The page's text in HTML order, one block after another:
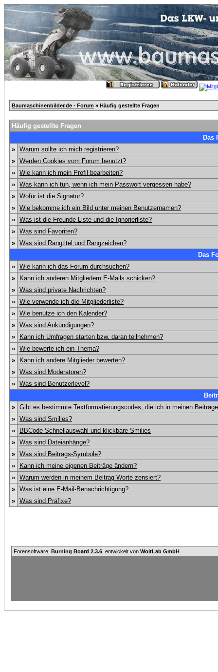
Baumaschinenbilder.de - Forum » Häufig gestellte Fragen
Häufig gestellte Fragen
Das
» Warum sollte ich mich registrieren?
» Werden Cookies vom Forum benutzt?
» Wie kann ich mein Profil bearbeiten?
» Was kann ich tun, wenn ich mein Passwort vergessen habe?
» Wofür ist die Signatur?
» Wie bekomme ich ein Bild unter meinen Benutzernamen?
» Was ist die Freunde-Liste und die Ignorierliste?
» Was sind Favoriten?
» Was sind Rangtitel und Rangzeichen?
Das
» Wie kann ich das Forum durchsuchen?
»
Kann ich anderen Mitgliedern E-Mails schicken?
» Was sind private Nachrichten?
» Wie verwende ich die Mitgliederliste?
» Wie benutze ich den Kalender?
» Was sind Ankündigungen?
»
Kann ich Umfragen starten bzw. daran teilnehmen?
» Wie bewerte ich ein Thema?
»
Kann ich andere Mitglieder bewerten?
» Was sind Moderatoren?
» Was sind Benutzerlevel?
» Gibt es bestimmte Textformatierungscodes, die ich in meinen
» Was sind Smilies?
»
BBCode Schnellauswahl und klickbare Smilies
» Was sind Dateianhänge?
» Was sind Beitrags-Symbole?
»
Kann ich meine eigenen Beiträge ändern?
» Warum werden in meinem Beitrag Worte zensiert?
» Was ist eine E-Mail-Benachrichtigung?
» Was sind Präfixe?
Forensoftware: Burning Board 2.3.6 , entwickelt von WoltLab GmbH